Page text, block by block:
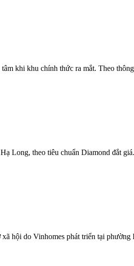
khi khu chính thức ra mắt. Theo
Long, theo tiêu chuẩn Diamond đắt
hội do Vinhomes phát triển tại